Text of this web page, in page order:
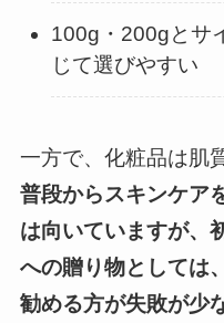
100g・200gとサ
じて選びやすい
一方で、化粧品は肌
普段からスキンケア
は向いていますが、
への贈り物としては
勧める方が失敗が少